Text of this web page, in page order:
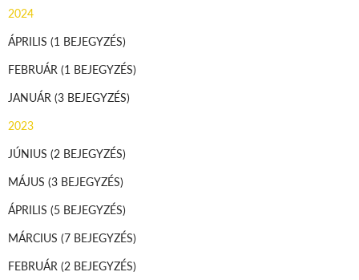
2024
ÁPRILIS (1 BEJEGYZÉS)
FEBRUÁR (1 BEJEGYZÉS)
JANUÁR (3 BEJEGYZÉS)
2023
JÚNIUS (2 BEJEGYZÉS)
MÁJUS (3 BEJEGYZÉS)
ÁPRILIS (5 BEJEGYZÉS)
MÁRCIUS (7 BEJEGYZÉS)
FEBRUÁR (2 BEJEGYZÉS)